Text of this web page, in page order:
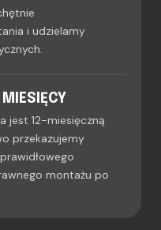
i udzielamy
jest 12-miesięczną
przekazujemy
montażu po